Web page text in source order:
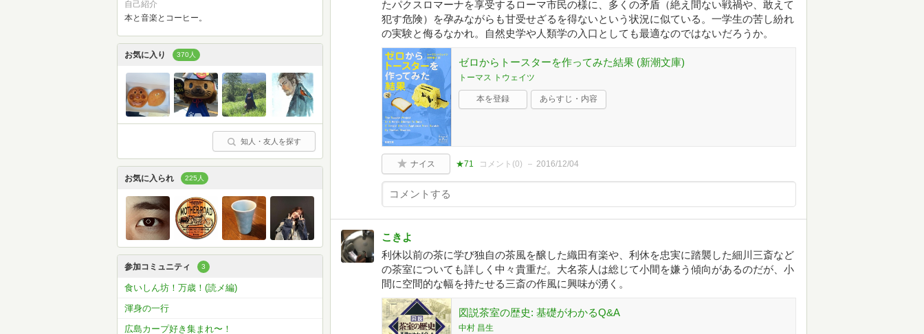
たパクスロマーナを享受するローマ市民の様に、多くの矛盾（絶え間ない戦禍や、敢えて
犯す危険）を孕みながらも甘受せざるを得ないという状況に似ている。一学生の苦し紛れ
の実験と侮るなかれ。自然史学や人類学の入口としても最適なのではないだろうか。
ゼロからトースターを作ってみた結果 (新潮文庫)
トーマス トウェイツ
本を登録 あらすじ・内容
ナイス ★71 コメント(0) 2016/12/04
こきよ
利休以前の茶に学び独自の茶風を醸した織田有楽や、利休を忠実に踏襲した細川三斎など
の茶室についても詳しく中々貴重だ。大名茶人は総じて小間を嫌う傾向があるのだが、小
間に空間的な幅を持たせる三斎の作風に興味が湧く。
図説茶室の歴史: 基礎がわかるQ&A
中村 昌生
自己紹介
本と音楽とコーヒー。
お気に入り 370人
知人・友人を探す
お気に入られ 225人
参加コミュニティ 3
食いしん坊！万歳！(読メ編)
渾身の一行
広島カープ好き集まれ〜！